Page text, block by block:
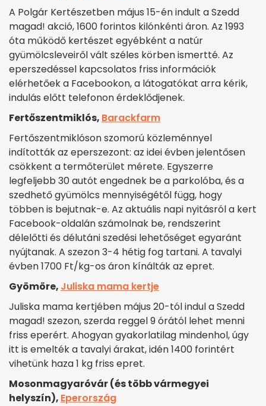
A Polgár Kertészetben május 15-én indult a Szedd
magad! akció, 1600 forintos kilónkénti áron. Az 1993
óta működő kertészet egyébként a natúr
gyümölcsleveiről vált széles körben ismertté. Az
eperszedéssel kapcsolatos friss információk
elérhetőek a Facebookon, a látogatókat arra kérik,
indulás előtt telefonon érdeklődjenek.
Fertőszentmiklós, Barackfarm
Fertőszentmiklóson szomorú közleménnyel
indították az eperszezont: az idei évben jelentősen
csökkent a termőterület mérete. Egyszerre
legfeljebb 30 autót engednek be a parkolóba, és a
szedhető gyümölcs mennyiségétől függ, hogy
többen is bejutnak-e. Az aktuális napi nyitásról a kert
Facebook-oldalán számolnak be, rendszerint
délelőtti és délutáni szedési lehetőséget egyaránt
nyújtanak. A szezon 3-4 hétig fog tartani. A tavalyi
évben 1700 Ft/kg-os áron kínálták az epret.
Gyömöre, Juliska mama kertje
Juliska mama kertjében május 20-tól indul a Szedd
magad! szezon, szerda reggel 9 órától lehet menni
friss eperért. Ahogyan gyakorlatilag mindenhol, úgy
itt is emelték a tavalyi árakat, idén 1400 forintért
vihetünk haza 1 kg friss epret.
Mosonmagyaróvár (és több vármegyei
helyszín), Eperország